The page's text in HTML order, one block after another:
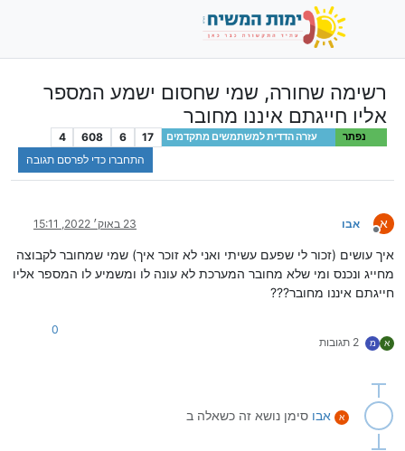
רשימה שחורה, שמי שחסום ישמע המספר
אליו חייגתם איננו מחובר
נפתר עזרה הדדית למשתמשים מתקדמים 17
6
608
4
התחברו כדי לפרסם תגובה
א
מנותק
אבו 23 באוק׳ 2022, 15:11
איך עושים (זכור לי שפעם עשיתי ואני לא זוכר איך) שמי שמחובר לקבוצה
מחייג ונכנס ומי שלא מחובר המערכת לא עונה לו ומשמיע לו המספר אליו
חייגתם איננו מחובר???
א מ 2 תגובות
0
א אבו סימן נושא זה כשאלה ב